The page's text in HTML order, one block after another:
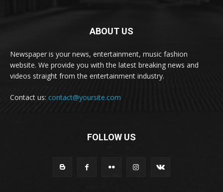
ABOUT US
Newspaper is your news, entertainment, music fashion
website. We provide you with the latest breaking news and
videos straight from the entertainment industry.
Contact us: contact@yoursite.com
FOLLOW US